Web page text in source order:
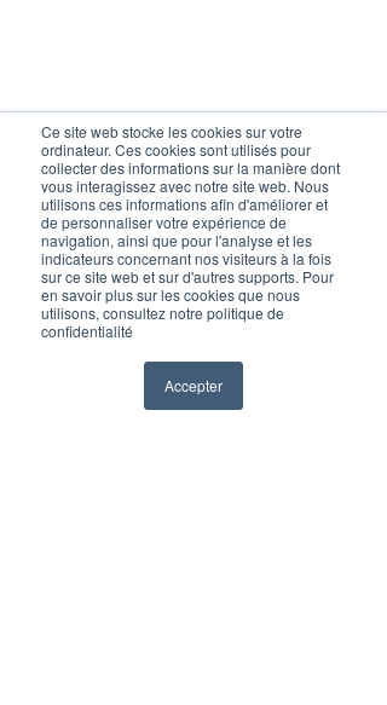
Ce site web stocke les cookies sur votre
ordinateur. Ces cookies sont utilisés pour
collecter des informations sur la manière dont
vous interagissez avec notre site web. Nous
utilisons ces informations afin d'améliorer et
de personnaliser votre expérience de
navigation, ainsi que pour l'analyse et les
indicateurs concernant nos visiteurs à la fois
sur ce site web et sur d'autres supports. Pour
en savoir plus sur les cookies que nous
utilisons, consultez notre politique de
confidentialité
Accepter